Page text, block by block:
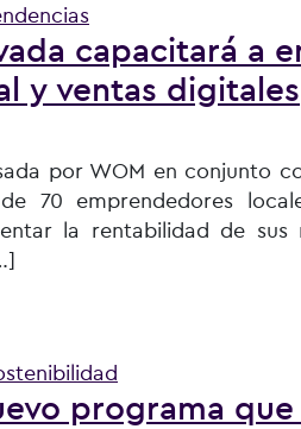
capacitará a
y ventas digitales
por WOM en conjunto
70 emprendedores
la rentabilidad de
programa